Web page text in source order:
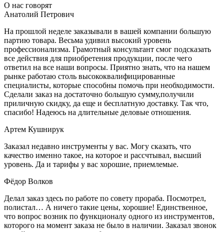
О нас говорят
Анатолий Петрович
На прошлой неделе заказывали в вашей компании большую
партию товара. Весьма удивил высокий уровень
профессионализма. Грамотный консультант смог подсказать
все действия для приобретения продукции, после чего
ответил на все наши вопросы. Приятно знать, что на нашем
рынке работаю столь высококвалифицированные
специалисты, которые способны помочь при необходимости.
Сделали заказ на достаточно большую сумму,получили
приличную скидку, да еще и бесплатную доставку. Так что,
спасибо! Надеюсь на длительные деловые отношения.
Артем Кушнирук
Заказал недавно инструменты у вас. Могу сказать, что
качество именно такое, на которое и рассчтывал, высший
уровень. Да и тарифы у вас хорошие, приемлемые.
Фёдор Волков
Делал заказ здесь по работе по совету прораба. Посмотрел,
полистал… А ничего такие цены, хорошие! Единственное,
что вопрос возник по функционалу одного из инструментов,
которого на момент заказа не было в наличии. Заказал звонок